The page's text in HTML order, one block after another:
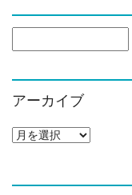
索:
アーカイブ
ア
イ